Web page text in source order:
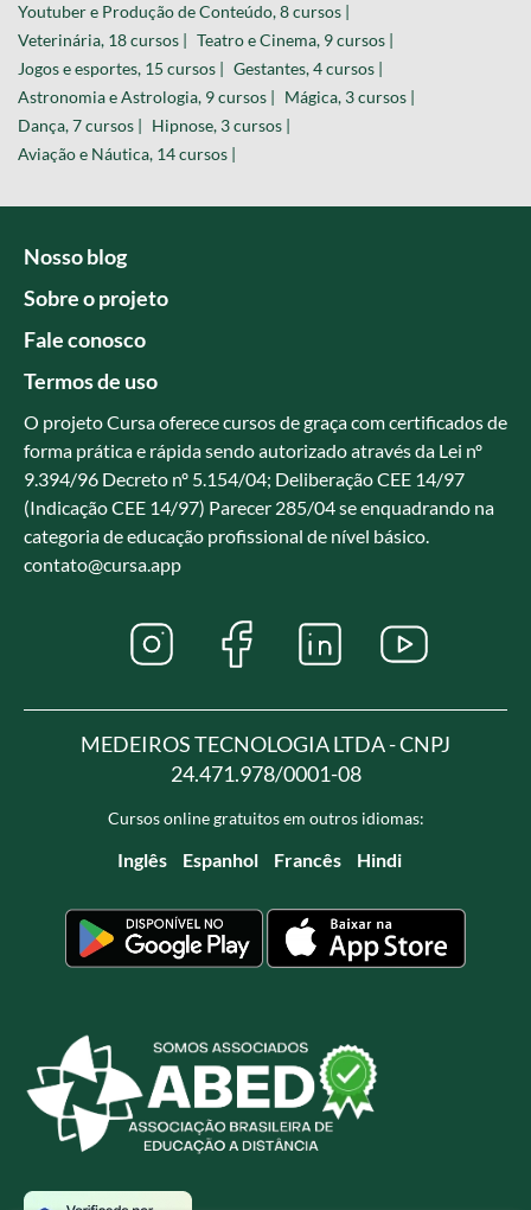
Youtuber e Produção de Conteúdo, 8 cursos |
Veterinária, 18 cursos | Teatro e Cinema, 9 cursos |
Jogos e esportes, 15 cursos | Gestantes, 4 cursos |
Astronomia e Astrologia, 9 cursos | Mágica, 3 cursos |
Dança, 7 cursos | Hipnose, 3 cursos |
Aviação e Náutica, 14 cursos |
Nosso blog
Sobre o projeto
Fale conosco
Termos de uso
O projeto Cursa oferece cursos de graça com certificados de
forma prática e rápida sendo autorizado através da Lei nº
9.394/96 Decreto nº 5.154/04; Deliberação CEE 14/97
(Indicação CEE 14/97) Parecer 285/04 se enquadrando na
categoria de educação profissional de nível básico.
contato@cursa.app
MEDEIROS TECNOLOGIA LTDA - CNPJ
24.471.978/0001-08
Cursos online gratuitos em outros idiomas:
Inglês Espanhol Francês Hindi